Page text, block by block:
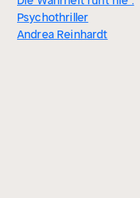
Psychothriller
Andrea Reinhardt